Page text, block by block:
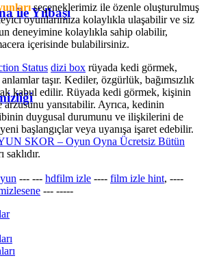
ile Yılbaşı
seçeneklerimiz ile özenle oluşturulmuş
oyunlarımıza kolaylıkla ulaşabilir ve siz
deneyimine kolaylıkla sahip olabilir,
içerisinde bulabilirsiniz.
dizi box rüyada kedi görmek​,
taşır. Kediler, özgürlük, bağımsızlık
kabul edilir. Rüyada kedi görmek, kişinin
yansıtabilir. Ayrıca, kedinin
duygusal durumunu ve ilişkilerini de
başlangıçlar veya uyanışa işaret edebilir.
SKOR – Oyun Oyna Ücretsiz Bütün
--- --- hdfilm izle ---- film izle hint, ----
--- -----